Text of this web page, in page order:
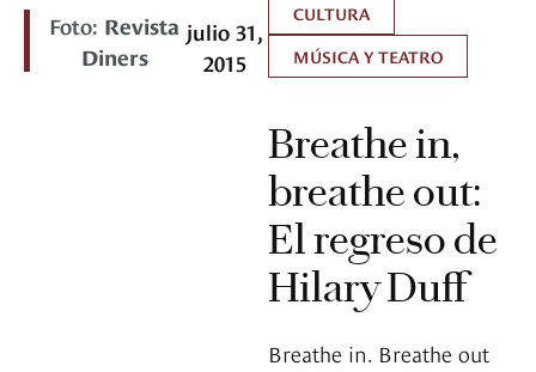
Foto: Revista
Diners
julio 31,
2015
CULTURA
MÚSICA Y TEATRO
Breathe in,
breathe out:
El regreso de
Hilary Duff
Breathe in. Breathe out